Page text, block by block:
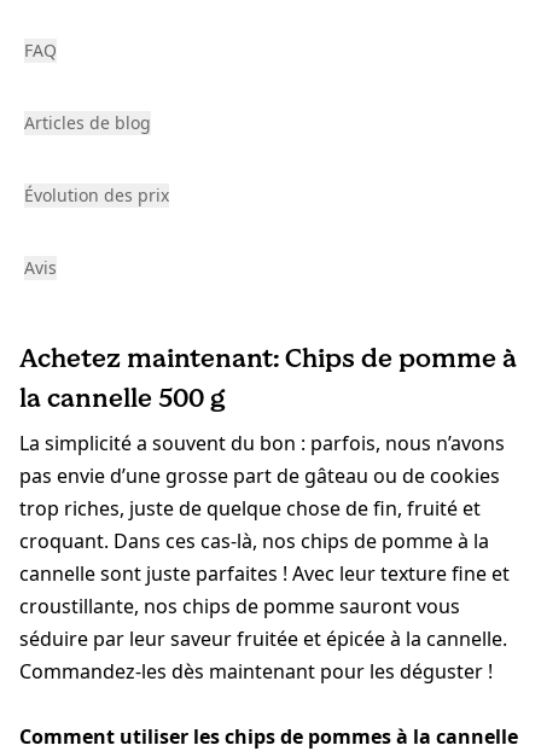
FAQ
Articles de blog
Évolution des prix
Avis
Achetez maintenant: Chips de pomme à
la cannelle 500 g
La simplicité a souvent du bon : parfois, nous n’avons
pas envie d’une grosse part de gâteau ou de cookies
trop riches, juste de quelque chose de fin, fruité et
croquant. Dans ces cas-là, nos chips de pomme à la
cannelle sont juste parfaites ! Avec leur texture fine et
croustillante, nos chips de pomme sauront vous
séduire par leur saveur fruitée et épicée à la cannelle.
Commandez-les dès maintenant pour les déguster !
Comment utiliser les chips de pommes à la cannelle